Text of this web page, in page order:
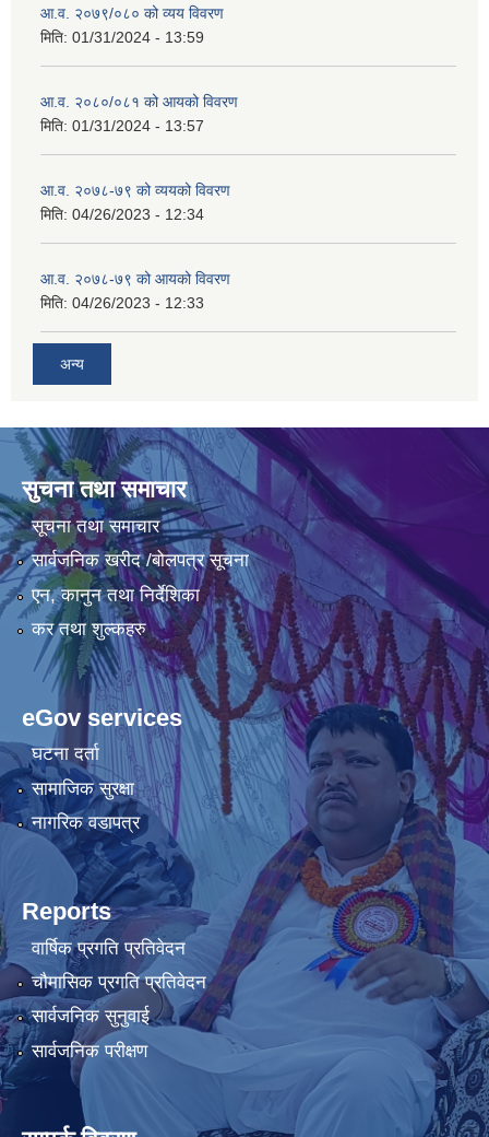
आ.व. २०७९/०८० को व्यय विवरण
मिति: 01/31/2024 - 13:59
आ.व. २०८०/०८१ को आयको विवरण
मिति: 01/31/2024 - 13:57
आ.व. २०७८-७९ को व्ययको विवरण
मिति: 04/26/2023 - 12:34
आ.व. २०७८-७९ को आयको विवरण
मिति: 04/26/2023 - 12:33
अन्य
सुचना तथा समाचार
सूचना तथा समाचार
सार्वजनिक खरीद /बोलपत्र सूचना
एन, कानुन तथा निर्देशिका
कर तथा शुल्कहरु
eGov services
घटना दर्ता
सामाजिक सुरक्षा
नागरिक वडापत्र
Reports
वार्षिक प्रगति प्रतिवेदन
चौमासिक प्रगति प्रतिवेदन
सार्वजनिक सुनुवाई
सार्वजनिक परीक्षण